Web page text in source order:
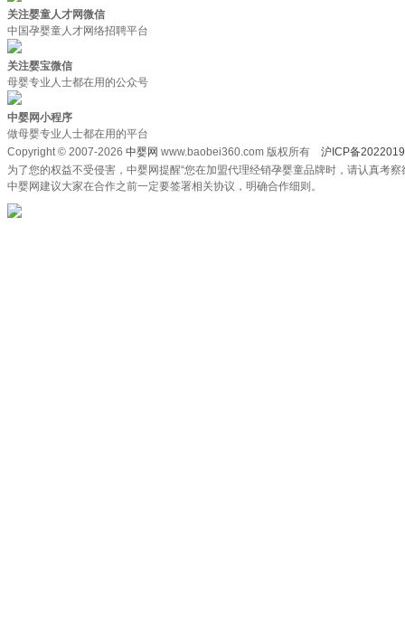
关注婴童人才网微信
中国孕婴童人才网络招聘平台
关注婴宝微信
母婴专业人士都在用的公众号
中婴网小程序
做母婴专业人士都在用的平台
Copyright © 2007-2026 中婴网 www.baobei360.com 版权所有 沪ICP备
为了您的权益不受侵害，中婴网提醒“您在加盟代理经销孕婴童品牌时，请认真考
中婴网建议大家在合作之前一定要签署相关协议，明确合作细则。